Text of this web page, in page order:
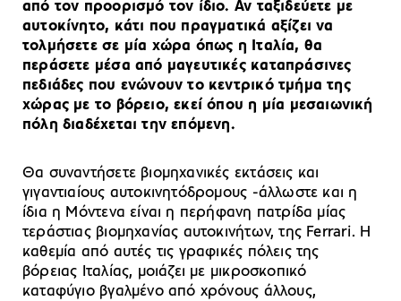
από τον προορισμό τον ίδιο. Αν ταξιδεύετε με
αυτοκίνητο, κάτι που πραγματικά αξίζει να
τολμήσετε σε μία χώρα όπως η Ιταλία, θα
περάσετε μέσα από μαγευτικές καταπράσινες
πεδιάδες που ενώνουν το κεντρικό τμήμα της
χώρας με το βόρειο, εκεί όπου η μία μεσαιωνική
πόλη διαδέχεται την επόμενη.
Θα συναντήσετε βιομηχανικές εκτάσεις και
γιγαντιαίους αυτοκινητόδρομους -άλλωστε και η
ίδια η Μόντενα είναι η περήφανη πατρίδα μίας
τεράστιας βιομηχανίας αυτοκινήτων, της Ferrari. Η
καθεμία από αυτές τις γραφικές πόλεις της
βόρειας Ιταλίας, μοιάζει με μικροσκοπικό
καταφύγιο βγαλμένο από χρόνους άλλους,